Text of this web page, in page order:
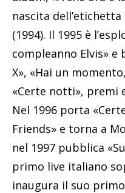
nascita
(1994). Il 1995 è
compleanno Elvis»
X», «Hai un
«Certe notti», premi
Nel 1996 porta
Friends» e torna a
nel 1997 pubblica
primo live italiano
inaugura il suo